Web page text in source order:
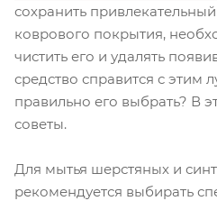
сохранить
коврового покрытия,
чистить его и удалять
средство справится с этим
правильно его выбрать? В
советы.
Для мытья шерстяных и
рекомендуется выбирать